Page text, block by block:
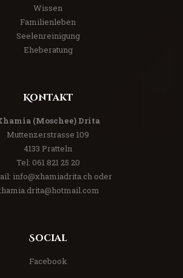
Wissen
Familienleben
Seelenreinigung
Eheberatung
Kontakt
(Moschee) Drita
Muttenzerstrasse 109
4133 Pratteln
Tel: 061 821 25 20
info@xhamiadrita.ch oder
Social
Facebook